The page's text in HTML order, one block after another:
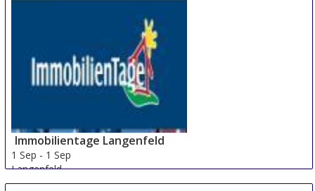
Immobilientage Langenfeld
1 Sep - 1 Sep
Langenfeld
Germany